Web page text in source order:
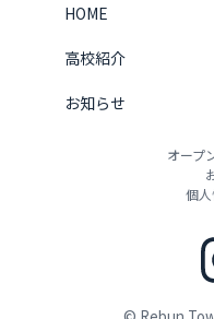
HOME
高校紹介
お知らせ
オープ
個